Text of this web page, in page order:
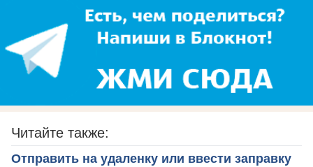
Читайте также:
Отправить на удаленку или ввести заправку